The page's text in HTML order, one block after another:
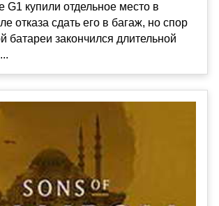
G1 купили отдельное место в
отказа сдать его в багаж, но спор
батареи закончился длительной